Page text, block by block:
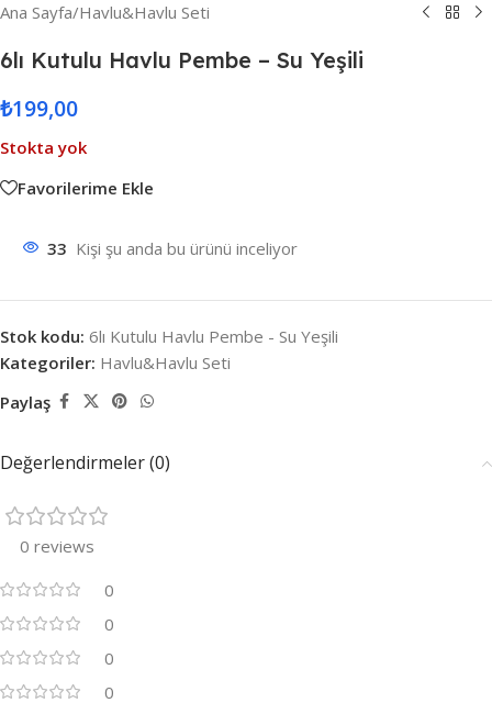
Ana Sayfa/Havlu&Havlu Seti
6lı Kutulu Havlu Pembe – Su Yeşili
₺199,00
Stokta yok
Favorilerime Ekle
33 Kişi şu anda bu ürünü inceliyor
Stok kodu: 6lı Kutulu Havlu Pembe - Su Yeşili
Kategoriler: Havlu&Havlu Seti
Paylaş
Değerlendirmeler (0)
0 reviews
0
0
0
0